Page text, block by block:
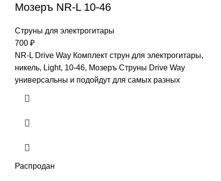
Мозеръ NR-L 10-46
Струны для электрогитары
700 ₽
NR-L Drive Way Комплект струн для электрогитары,
никель, Light, 10-46, Мозеръ Струны Drive Way
универсальны и подойдут для самых разных
Распродан